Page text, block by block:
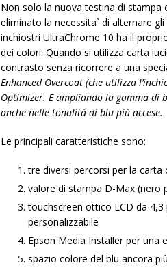
Non solo la nuova testina di stampa
eliminato la necessita` di alternare
inchiostri UltraChrome 10 ha il
dei colori. Quando si utilizza carta
contrasto senza ricorrere a una
Enhanced Overcoat (che utilizza
Optimizer. E ampliando la gamma di
anche nelle tonalità di blu più accese.
Le principali caratteristiche sono:
tre diversi percorsi per la carta
valore di stampa D-Max (nero
touchscreen ottico LCD da
personalizzabile
Epson Media Installer per una
spazio colore del blu ancora